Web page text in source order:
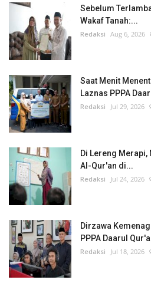
Sebelum
Wakaf Tanah:...
Redaksi Aug 6, 2026
Saat Menit
Laznas PPPA
Redaksi Jul 29, 2026
Di Lereng
Al-Qur'an di...
Redaksi Jul 24, 2026
Dirzawa
PPPA Daarul
Redaksi Jul 18, 2026